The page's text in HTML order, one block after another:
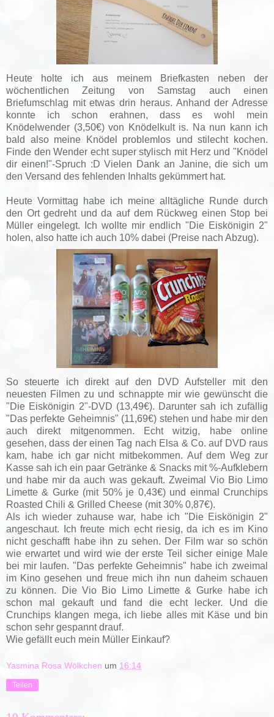
Heute holte ich aus meinem Briefkasten neben der
wöchentlichen Zeitung von Samstag auch einen
Briefumschlag mit etwas drin heraus. Anhand der Adresse
konnte ich schon erahnen, dass es wohl mein
Knödelwender (3,50€) von Knödelkult is. Na nun kann ich
bald also meine Knödel problemlos und stilecht kochen.
Finde den Wender echt super stylisch mit Herz und "Knödel
dir einen!"-Spruch :D Vielen Dank an Janine, die sich um
den Versand des fehlenden Inhalts gekümmert hat.
Heute Vormittag habe ich meine alltägliche Runde durch
den Ort gedreht und da auf dem Rückweg einen Stop bei
Müller eingelegt. Ich wollte mir endlich "Die Eiskönigin 2"
holen, also hatte ich auch 10% dabei (Preise nach Abzug).
So steuerte ich direkt auf den DVD Aufsteller mit den
neuesten Filmen zu und schnappte mir wie gewünscht die
"Die Eiskönigin 2"-DVD (13,49€). Darunter sah ich zufällig
"Das perfekte Geheimnis" (11,69€) stehen und habe mir den
auch direkt mitgenommen. Echt witzig, habe online
gesehen, dass der einen Tag nach Elsa & Co. auf DVD raus
kam, habe ich gar nicht mitbekommen. Auf dem Weg zur
Kasse sah ich ein paar Getränke & Snacks mit %-Aufklebern
und habe mir da auch was gekauft. Zweimal Vio Bio Limo
Limette & Gurke (mit 50% je 0,43€) und einmal Crunchips
Roasted Chili & Grilled Cheese (mit 30% 0,87€).
Als ich wieder zuhause war, habe ich "Die Eiskönigin 2"
angeschaut. Ich freute mich echt riesig, da ich es im Kino
nicht geschafft habe ihn zu sehen. Der Film war so schön
wie erwartet und wird wie der erste Teil sicher einige Male
bei mir laufen. "Das perfekte Geheimnis" habe ich zweimal
im Kino gesehen und freue mich ihn nun daheim schauen
zu können. Die Vio Bio Limo Limette & Gurke habe ich
schon mal gekauft und fand die echt lecker. Und die
Crunchips klangen mega, ich liebe alles mit Käse und bin
schon sehr gespannt drauf.
Wie gefällt euch mein Müller Einkauf?
Yasmina Rosa Wölkchen um 16:14
Teilen